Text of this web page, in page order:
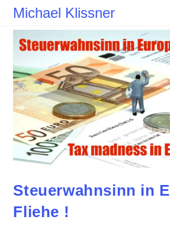
Zum
springen
Michael Klissner
Steuerwahnsinn in
Fliehe !